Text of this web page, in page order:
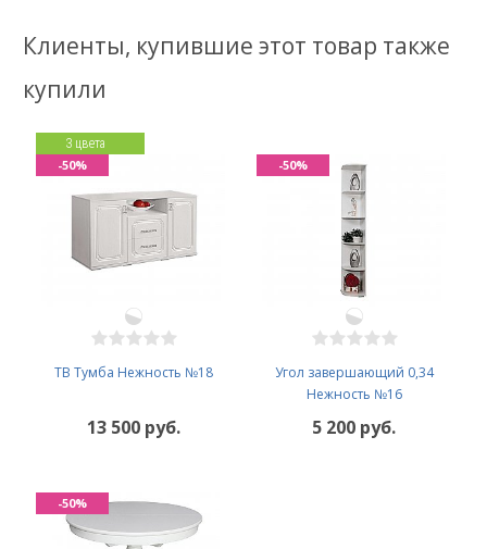
Клиенты, купившие этот товар также
купили
ТВ Тумба Нежность №18
3 цвета
13 500 руб.
-50%
Угол завершающий 0,34
Нежность №16
5 200 руб.
-50%
-50%